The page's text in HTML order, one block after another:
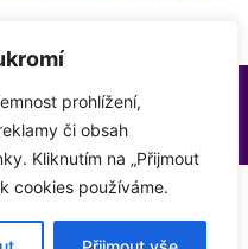
prohlížení,
či obsah
Kliknutím na „Přijmout
cookies používáme.
webové studio